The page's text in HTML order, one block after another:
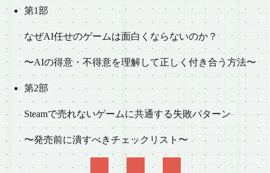
第1部
なぜAI任せのゲームは面白くならないのか？
〜AIの得意・不得意を理解して正しく付き合う方法〜
第2部
Steamで売れないゲームに共通する失敗パターン
〜発売前に潰すべきチェックリスト〜